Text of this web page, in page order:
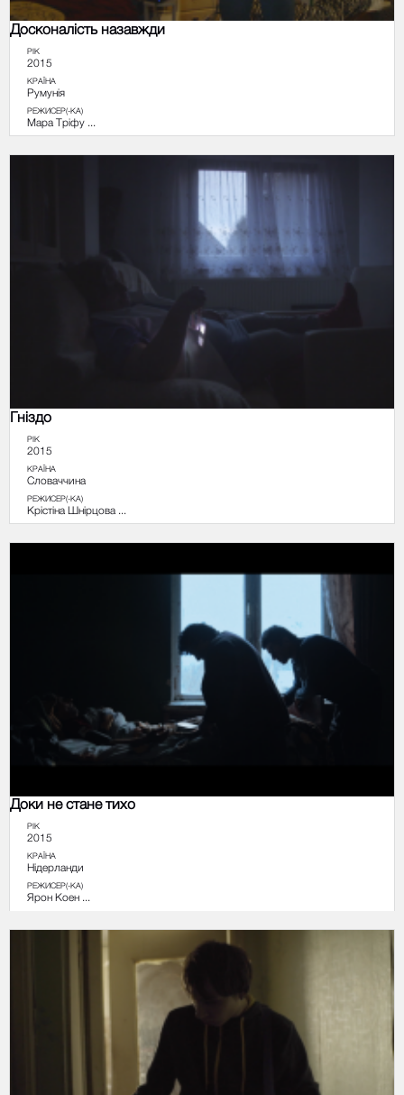
Досконалість назавжди
РІК
2015
КРАЇНА
Румунія
РЕЖИСЕР(-КА)
Мара Тріфу ...
Гніздо
РІК
2015
КРАЇНА
Словаччина
РЕЖИСЕР(-КА)
Крістіна Шнірцова ...
Доки не стане тихо
РІК
2015
КРАЇНА
Нідерланди
РЕЖИСЕР(-КА)
Ярон Коен ...